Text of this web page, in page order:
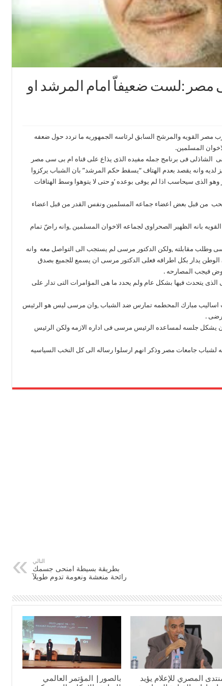
مصر :لست ضعيفاّ امام المرشد او
مصر القويه والمرشح السابق لرئاسه الجمهوريه ما تردد حول ضعفه
المسلمين.
منى الشاذلى فى برنامج جمله مفيده الذى يذاع على قناه ام بى سى مصر
وانه يقصد بعدم الهتاف “يسقط حكم المرشد” بان الشباب يركزوا
الذى سيحاسب اذا لم يوفى بوعده ’و حتى لا يتوهوا وسط الهتافات
والحب من قبل بعض اعضاء جماعه المسلمين ونفس القدر من قبل اعضاء
بانه الظهير الصحراوى لجماعه الاخوان المسلمين ,وانه راضّ تمام
وطلب مقابلته ,ولكن الدكتور مرسى لم يستجب الى التواصل معه وانه
الوطن يدار بكل اطرافه فعلى الدكتور مرسى ان يسمع للجميع بصدق
فيجب المصارحه .
الذى يتحدث فيها بشكل عام ولم يحدد ما هى المؤامرات التى تدار على
اساليب مبارك المحطمه تمارس ضد الشباب ,وان مرسى ليس هو الرئيس
.
يشكل جلسه لمساعده الرئيس مرسى فى اداره الازمه ولكن الرئيس
لشباب جامعات مصر وذكر انهم ارسلوا رساله الى كل النخب السياسيه
التالي
بطريقة بسيطة امنحى جسمك
رائحة منعشة ونعومة تدوم طويلآ
المصري للإعلام يؤيد
بالصور| المؤتمر العالمي